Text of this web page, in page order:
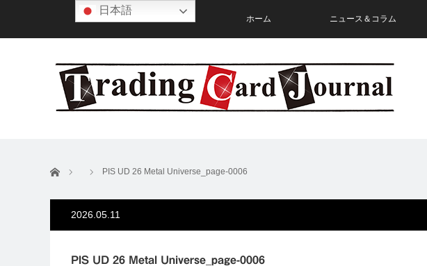
ホーム ニュース＆コラム
ホーム PIS UD 26 Metal Universe_page-0006
2026.05.11
PIS UD 26 Metal Universe_page-0006
日本語